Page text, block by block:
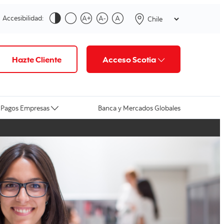
Accesibilidad:
Hazte Cliente Acceso Scotia
Pagos Empresas Banca y Mercados Globales